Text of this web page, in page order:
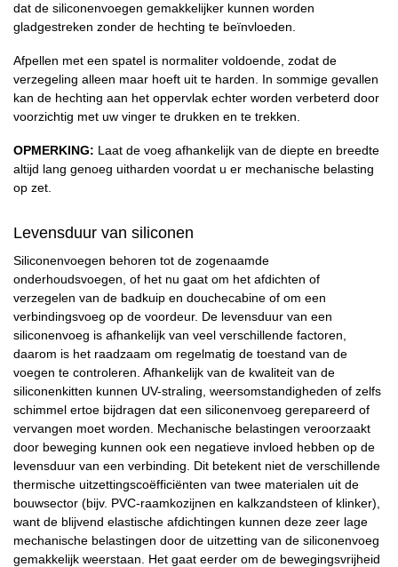
dat de siliconenvoegen gemakkelijker kunnen worden
gladgestreken zonder de hechting te beïnvloeden.
Afpellen met een spatel is normaliter voldoende, zodat de
verzegeling alleen maar hoeft uit te harden. In sommige gevallen
kan de hechting aan het oppervlak echter worden verbeterd door
voorzichtig met uw vinger te drukken en te trekken.
OPMERKING: Laat de voeg afhankelijk van de diepte en breedte
altijd lang genoeg uitharden voordat u er mechanische belasting
op zet.
Levensduur van siliconen
Siliconenvoegen behoren tot de zogenaamde
onderhoudsvoegen, of het nu gaat om het afdichten of
verzegelen van de badkuip en douchecabine of om een
verbindingsvoeg op de voordeur. De levensduur van een
siliconenvoeg is afhankelijk van veel verschillende factoren,
daarom is het raadzaam om regelmatig de toestand van de
voegen te controleren. Afhankelijk van de kwaliteit van de
siliconenkitten kunnen UV-straling, weersomstandigheden of zelfs
schimmel ertoe bijdragen dat een siliconenvoeg gerepareerd of
vervangen moet worden. Mechanische belastingen veroorzaakt
door beweging kunnen ook een negatieve invloed hebben op de
levensduur van een verbinding. Dit betekent niet de verschillende
thermische uitzettingscoëfficiënten van twee materialen uit de
bouwsector (bijv. PVC-raamkozijnen en kalkzandsteen of klinker),
want de blijvend elastische afdichtingen kunnen deze zeer lage
mechanische belastingen door de uitzetting van de siliconenvoeg
gemakkelijk weerstaan. Het gaat eerder om de bewegingsvrijheid